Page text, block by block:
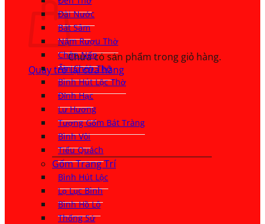
Chưa có sản phẩm trong giỏ hàng.
Quay trở lại cửa hàng
Đài Nước
Bát Sâm
Nậm Rượu Thờ
Chân Nến
Ấm Chén Thờ
Bình Hút Lộc Thờ
Đỉnh Hạc
Lư Hương
Tượng Gốm Bát Tràng
Bình Vôi
Tiểu Quách
Gốm Trang Trí
Bình Hút Lộc
Lọ Lục Bình
Bình Hồ Lô
Thống Sứ